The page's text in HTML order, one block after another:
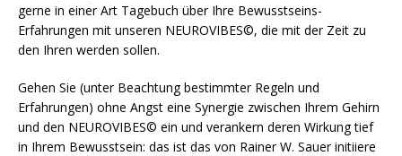
gerne in einer Art Tagebuch über Ihre Bewusstseins-
Erfahrungen mit unseren NEUROVIBES©, die mit der Zeit zu
den Ihren werden sollen.
Gehen Sie (unter Beachtung bestimmter Regeln und
Erfahrungen) ohne Angst eine Synergie zwischen Ihrem Gehirn
und den NEUROVIBES© ein und verankern deren Wirkung tief
in Ihrem Bewusstsein: das ist das von Rainer W. Sauer initiiere